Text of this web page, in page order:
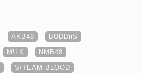
AKB48 BUDDiiS
M!LK NMB48
S/TEAM BLOOD